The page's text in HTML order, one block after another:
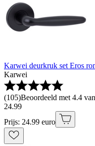
Karwei deurkruk set Eros
Karwei
(105)Beoordeeld met 4.4
24.99
Prijs: 24.99 euro